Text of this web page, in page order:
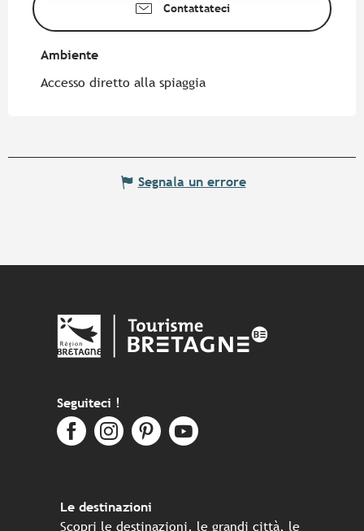
Contattateci
Ambiente
Ambiente
Accesso diretto alla spiaggia
Segnala un errore
Seguiteci !
Le destinazioni
Scopri le destinazioni, le grandi città, le